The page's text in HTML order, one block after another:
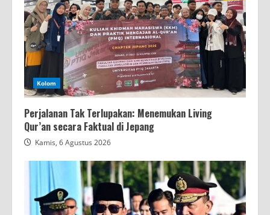
Kolom
Perjalanan Tak Terlupakan: Menemukan Living
Qur’an secara Faktual di Jepang
Kamis, 6 Agustus 2026